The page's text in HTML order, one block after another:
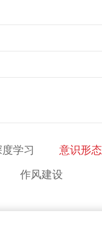
学习 意识形态
作风建设